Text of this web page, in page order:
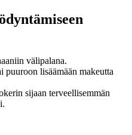
välipalana.
puuroon lisäämään makeutta
sijaan terveellisemmän